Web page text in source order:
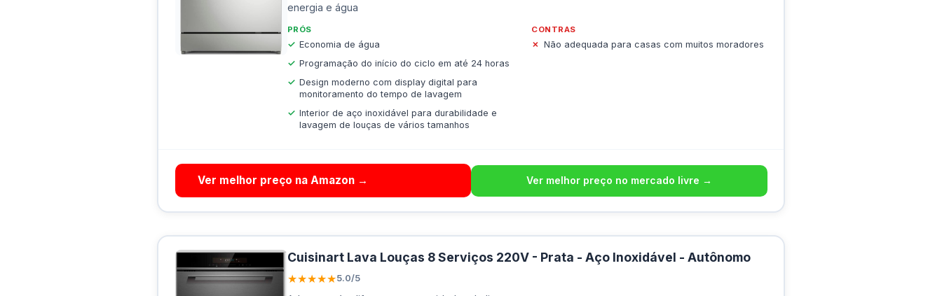
energia e água
PRÓS
Economia de água
Programação do início do ciclo em até 24 horas
Design moderno com display digital para
monitoramento do tempo de lavagem
Interior de aço inoxidável para durabilidade e
lavagem de louças de vários tamanhos
CONTRAS
Não adequada para casas com muitos moradores
Ver melhor preço na Amazon → Ver melhor preço no mercado livre →
Cuisinart Lava Louças 8 Serviços 220V - Prata - Aço Inoxidável - Autônomo
★★★★★5.0/5